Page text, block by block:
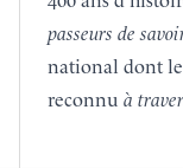
passeurs de
national dont
reconnu à